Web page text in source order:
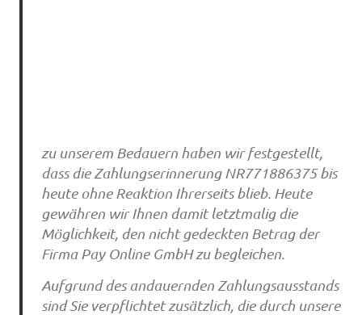
zu unserem Bedauern haben wir festgestellt,
dass die Zahlungserinnerung NR771886375 bis
heute ohne Reaktion Ihrerseits blieb. Heute
gewähren wir Ihnen damit letztmalig die
Möglichkeit, den nicht gedeckten Betrag der
Firma Pay Online GmbH zu begleichen.
Aufgrund des andauernden Zahlungsausstands
sind Sie verpflichtet zusätzlich, die durch unsere